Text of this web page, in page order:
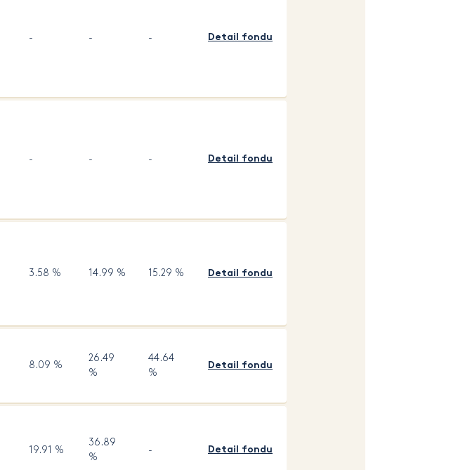
- - - Detail fondu
- - - Detail fondu
3.58 % 14.99 % 15.29 % Detail fondu
8.09 %
26.49
%
44.64
%
Detail fondu
19.91 %
36.89
%
- Detail fondu